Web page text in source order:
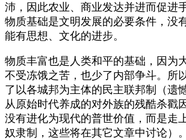
沛，因此农业、商业发达并进而促进
物质基础是文明发展的必要条件，没
能有思想、文化的进步。
物质丰富也是人类和平的基础，因为
不受冻饿之苦，也少了内部争斗。所
了以各城邦为主体的民主联邦制（遗
从原始时代养成的对外族的残酷杀戳
没有进化为现代的普世价值，而是走
奴隶制，这些将在其它文章中讨论）